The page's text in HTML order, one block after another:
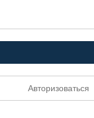
Авторизоваться